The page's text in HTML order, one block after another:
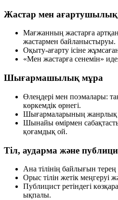
Жастар мен ағартушылық
Мағжанның жастарға
жастармен байланыстыруы.
Оқыту-ағарту ісіне
«Мен жастарға сенемін»
Шығармашылық мұра
Өлеңдері мен поэмалары:
көркемдік өрнегі.
Шығармаларының жанрлық
Шынайы өмірмен
қоғамдық ой.
Тіл, аударма және
Ана тілінің байлығын терең
Орыс тілін жетік меңгеруі
Публицист ретіндегі
ықпалы.